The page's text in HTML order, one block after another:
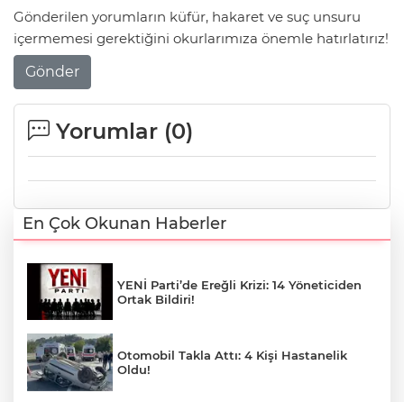
Gönderilen yorumların küfür, hakaret ve suç unsuru
içermemesi gerektiğini okurlarımıza önemle hatırlatırız!
Gönder
Yorumlar (0)
En Çok Okunan Haberler
YENİ Parti’de Ereğli Krizi: 14 Yöneticiden
Ortak Bildiri!
Otomobil Takla Attı: 4 Kişi Hastanelik
Oldu!